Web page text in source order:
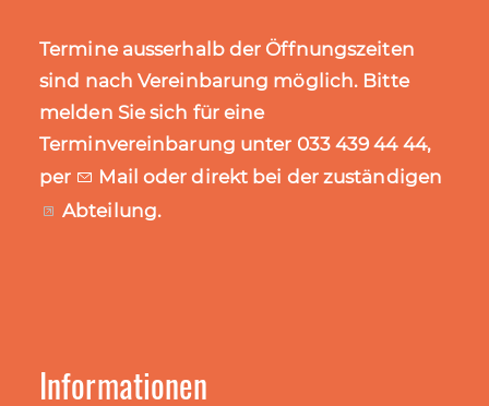
Termine ausserhalb der Öffnungszeiten
sind nach Vereinbarung möglich. Bitte
melden Sie sich für eine
Terminvereinbarung unter 033 439 44 44,
per
Mail oder direkt bei der zuständigen
Abteilung.
Informationen